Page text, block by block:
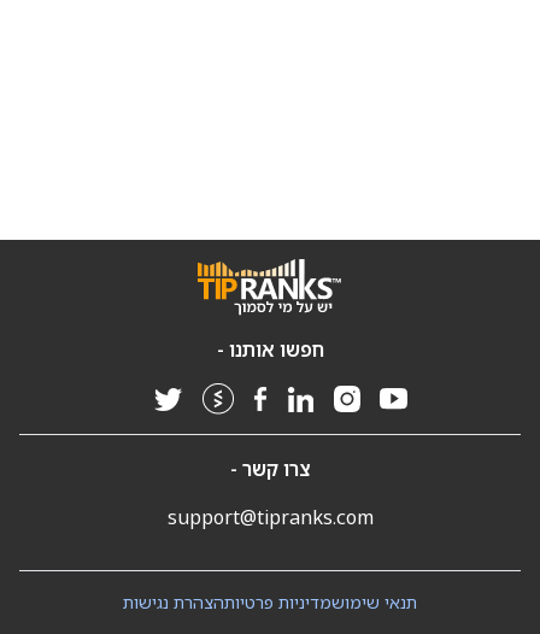
חפשו אותנו -
צרו קשר -
support@tipranks.com
הצהרת נגישותמדיניות פרטיותתנאי שימוש